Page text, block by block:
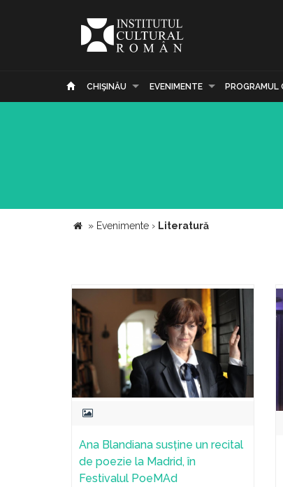
CHIŞINĂU EVENIMENTE PROGRAMUL
» Evenimente › Literatură
Ana Blandiana susține un recital
de poezie la Madrid, în
Festivalul PoeMAd